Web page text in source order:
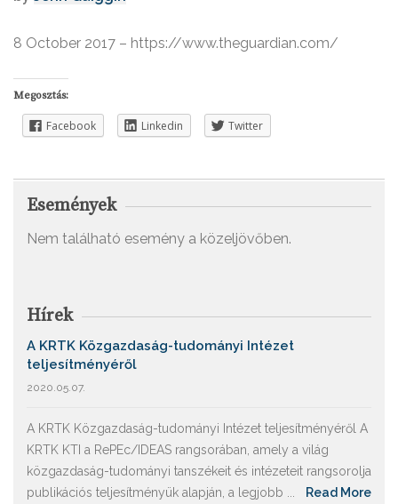
8 October 2017 – https://www.theguardian.com/
Megosztás:
Facebook Linkedin Twitter
Események
Nem található esemény a közeljövőben.
Hírek
A KRTK Közgazdaság-tudományi Intézet
teljesítményéről
2020.05.07.
A KRTK Közgazdaság-tudományi Intézet teljesítményéről A
KRTK KTI a RePEc/IDEAS rangsorában, amely a világ
közgazdaság-tudományi tanszékeit és intézeteit rangsorolja
publikációs teljesítményük alapján, a legjobb ...
Read More